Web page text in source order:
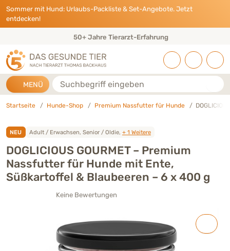
Direkt zu:
INHALT
HAUPTMENÜ
FOOTER
Sommer mit Hund: Urlaubs-Packliste & Set-Angebote. Jetzt
entdecken!
50+ Jahre Tierarzt-Erfahrung
MENÜ Suche
Startseite Hunde-Shop Premium Nassfutter für Hunde
NEU Adult / Erwachsen, Senior / Oldie, + 1 Weitere
DOGLICIOUS GOURMET – Premium
Nassfutter für Hunde mit Ente,
Süßkartoffel & Blaubeeren – 6 x 400 g
Keine Bewertungen